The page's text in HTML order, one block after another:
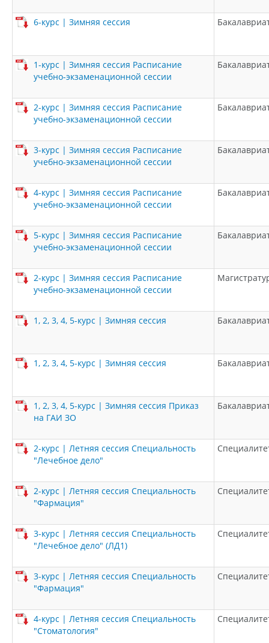
6-курс | Зимняя сессия
1-курс | Зимняя сессия Расписание
учебно-экзаменационной сессии
2-курс | Зимняя сессия Расписание
учебно-экзаменационной сессии
3-курс | Зимняя сессия Расписание
учебно-экзаменационной сессии
4-курс | Зимняя сессия Расписание
учебно-экзаменационной сессии
5-курс | Зимняя сессия Расписание
учебно-экзаменационной сессии
2-курс | Зимняя сессия Расписание
учебно-экзаменационной сессии
1, 2, 3, 4, 5-курс | Зимняя сессия
1, 2, 3, 4, 5-курс | Зимняя сессия
1, 2, 3, 4, 5-курс | Зимняя сессия Приказ
на ГАИ ЗО
2-курс | Летняя сессия Специальность
"Лечебное дело"
2-курс | Летняя сессия Специальность
"Фармация"
3-курс | Летняя сессия Специальность
"Лечебное дело" (ЛД1)
3-курс | Летняя сессия Специальность
"Фармация"
4-курс | Летняя сессия Специальность
"Стоматология"